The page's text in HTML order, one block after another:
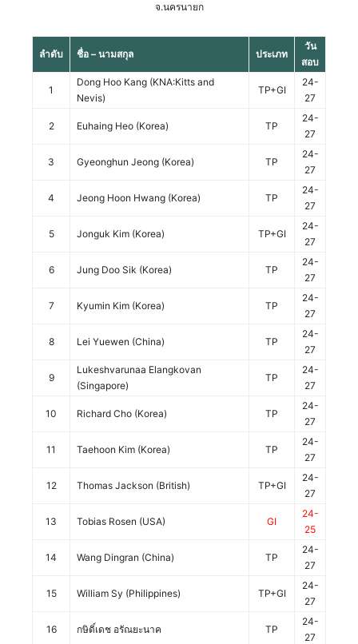
จ.นครนายก
ลำดับ ชื่อ – นามสกุล ประเภท
วัน
สอบ
1
Dong Hoo Kang (KNA:Kitts and
Nevis)
TP+GI
24-
27
2 Euhaing Heo (Korea) TP
24-
27
3 Gyeonghun Jeong (Korea) TP
24-
27
4 Jeong Hoon Hwang (Korea) TP
24-
27
5 Jonguk Kim (Korea) TP+GI
24-
27
6 Jung Doo Sik (Korea) TP
24-
27
7 Kyumin Kim (Korea) TP
24-
27
8 Lei Yuewen (China) TP
24-
27
9
Lukeshvarunaa Elangkovan
(Singapore)
TP
24-
27
10 Richard Cho (Korea) TP
24-
27
11 Taehoon Kim (Korea) TP
24-
27
12 Thomas Jackson (British) TP+GI
24-
27
13 Tobias Rosen (USA) GI
24-
25
14 Wang Dingran (China) TP
24-
27
15 William Sy (Philippines) TP+GI
24-
27
16 กษิดิ์เดช อรัณยะนาค TP
24-
27